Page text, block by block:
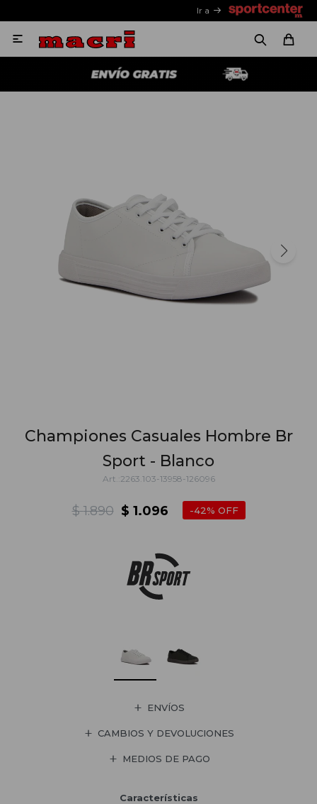
Ir a

Championes Casuales Hombre Br
Sport - Blanco
2263.103-13958-126096
$ 1.096
$ 1.890 42
ENVÍOS
CAMBIOS Y DEVOLUCIONES
MEDIOS DE PAGO
Características